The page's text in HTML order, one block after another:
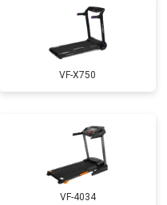
VF-X750
VF-4034